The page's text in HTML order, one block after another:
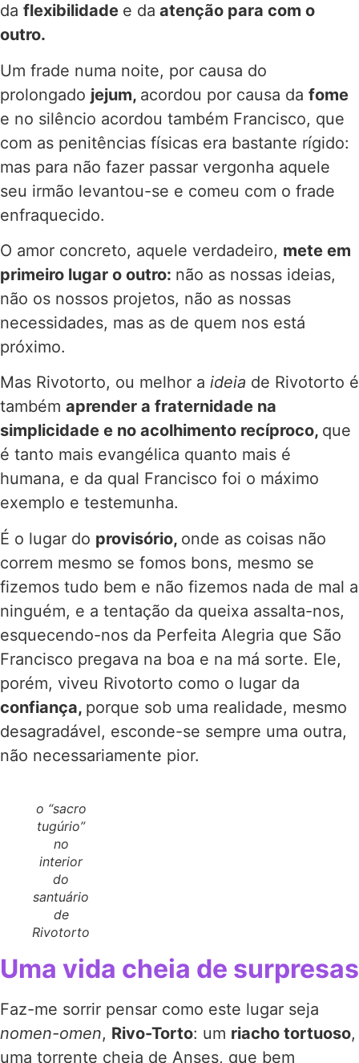
da flexibilidade e da atenção para com o
outro.
Um frade numa noite, por causa do
prolongado jejum, acordou por causa da fome
e no silêncio acordou também Francisco, que
com as penitências físicas era bastante rígido:
mas para não fazer passar vergonha aquele
seu irmão levantou-se e comeu com o frade
enfraquecido.
O amor concreto, aquele verdadeiro, mete em
primeiro lugar o outro: não as nossas ideias,
não os nossos projetos, não as nossas
necessidades, mas as de quem nos está
próximo.
Mas Rivotorto, ou melhor a ideia de Rivotorto é
também aprender a fraternidade na
simplicidade e no acolhimento recíproco, que
é tanto mais evangélica quanto mais é
humana, e da qual Francisco foi o máximo
exemplo e testemunha.
É o lugar do provisório, onde as coisas não
correm mesmo se fomos bons, mesmo se
fizemos tudo bem e não fizemos nada de mal a
ninguém, e a tentação da queixa assalta-nos,
esquecendo-nos da Perfeita Alegria que São
Francisco pregava na boa e na má sorte. Ele,
porém, viveu Rivotorto como o lugar da
confiança, porque sob uma realidade, mesmo
desagradável, esconde-se sempre uma outra,
não necessariamente pior.
o “sacro
tugúrio”
no
interior
do
santuário
de
Rivotorto
Uma vida cheia de surpresas
Faz-me sorrir pensar como este lugar seja
nomen-omen, Rivo-Torto: um riacho tortuoso,
uma torrente cheia de Anses, que bem